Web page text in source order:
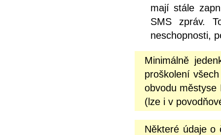
mají stále
SMS zpráv.
neschopnosti,
Minimálně
proškolení
obvodu městyse
(lze i v
Některé údaje o